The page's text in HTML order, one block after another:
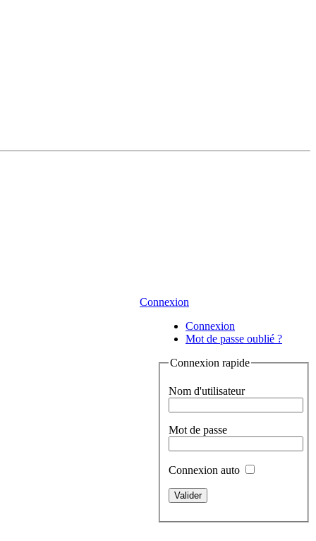
Connexion
Connexion
Mot de passe oublié ?
Connexion rapide
Nom d'utilisateur
Mot de passe
Connexion auto